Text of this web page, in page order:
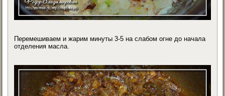
Перемешиваем и жарим минуты 3-5 на слабом огне до начала
отделения масла.